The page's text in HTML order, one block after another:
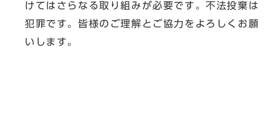
けてはさらなる取り組みが必要です。不法投棄は
犯罪です。皆様のご理解とご協力をよろしくお願
いします。